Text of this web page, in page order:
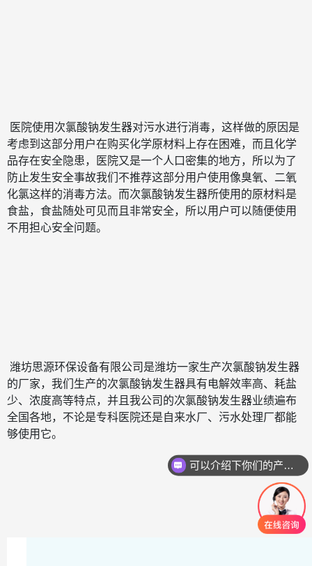
医院使用次氯酸钠发生器对污水进行消毒，这样做的原因是
考虑到这部分用户在购买化学原材料上存在困难，而且化学
品存在安全隐患，医院又是一个人口密集的地方，所以为了
防止发生安全事故我们不推荐这部分用户使用像臭氧、二氧
化氯这样的消毒方法。而次氯酸钠发生器所使用的原材料是
食盐，食盐随处可见而且非常安全，所以用户可以随便使用
不用担心安全问题。
潍坊思源环保设备有限公司是潍坊一家生产次氯酸钠发生器
的厂家，我们生产的次氯酸钠发生器具有电解效率高、耗盐
少、浓度高等特点，并且我公司的次氯酸钠发生器业绩遍布
全国各地，不论是专科医院还是自来水厂、污水处理厂都能
够使用它。
可以介绍下你们的产品么